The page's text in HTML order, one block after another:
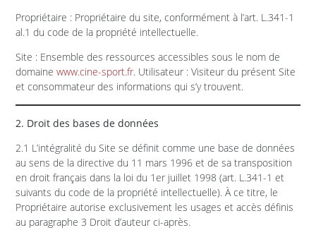
Propriétaire : Propriétaire du site, conformément à l’art. L.341-1
al.1 du code de la propriété intellectuelle.
Site : Ensemble des ressources accessibles sous le nom de
domainewww.cine-sport.fr. Utilisateur : Visiteur du présent Site
et consommateur des informations qui s’y trouvent.
2. Droit des bases de données
2.1 L’intégralité du Site se définit comme une base de données
au sens de la directive du 11 mars 1996 et de sa transposition
en droit français dans la loi du 1er juillet 1998 (art. L.341-1 et
suivants du code de la propriété intellectuelle). À ce titre, le
Propriétaire autorise exclusivement les usages et accès définis
au paragraphe 3 Droit d’auteur ci-après.